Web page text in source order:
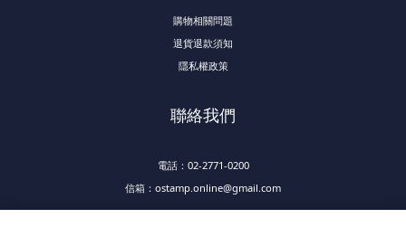
購物相關問題
退貨退款須知
隱私權政策
聯絡我們
電話：02-2771-0200
信箱：ostamp.online@gmail.com